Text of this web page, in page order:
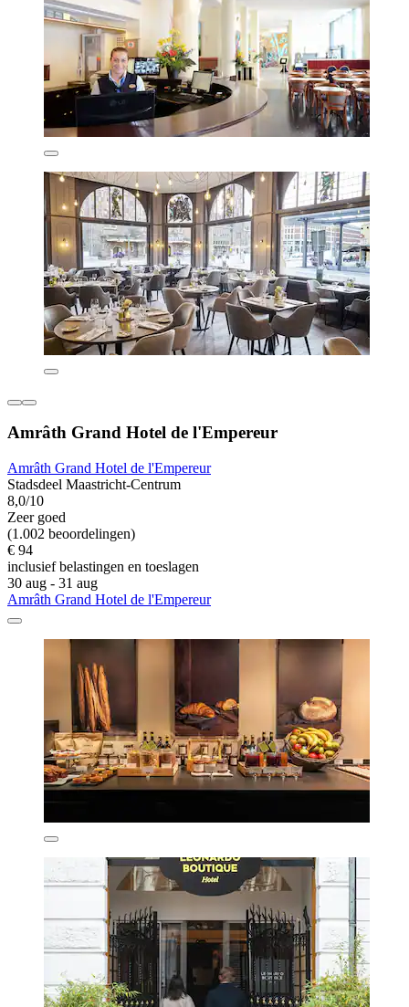
Amrâth Grand Hotel de l'Empereur
Amrâth Grand Hotel de l'Empereur
Stadsdeel Maastricht-Centrum
8,0/10
Zeer goed
(1.002 beoordelingen)
€ 94
inclusief belastingen en toeslagen
30 aug - 31 aug
Amrâth Grand Hotel de l'Empereur